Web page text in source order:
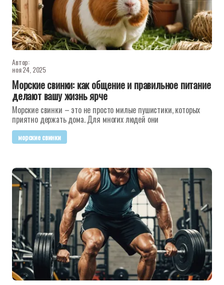
Автор:
ноя 24, 2025
Морские свинки: как общение и правильное питание
делают вашу жизнь ярче
Морские свинки – это не просто милые пушистики, которых
приятно держать дома. Для многих людей они
морские свинки